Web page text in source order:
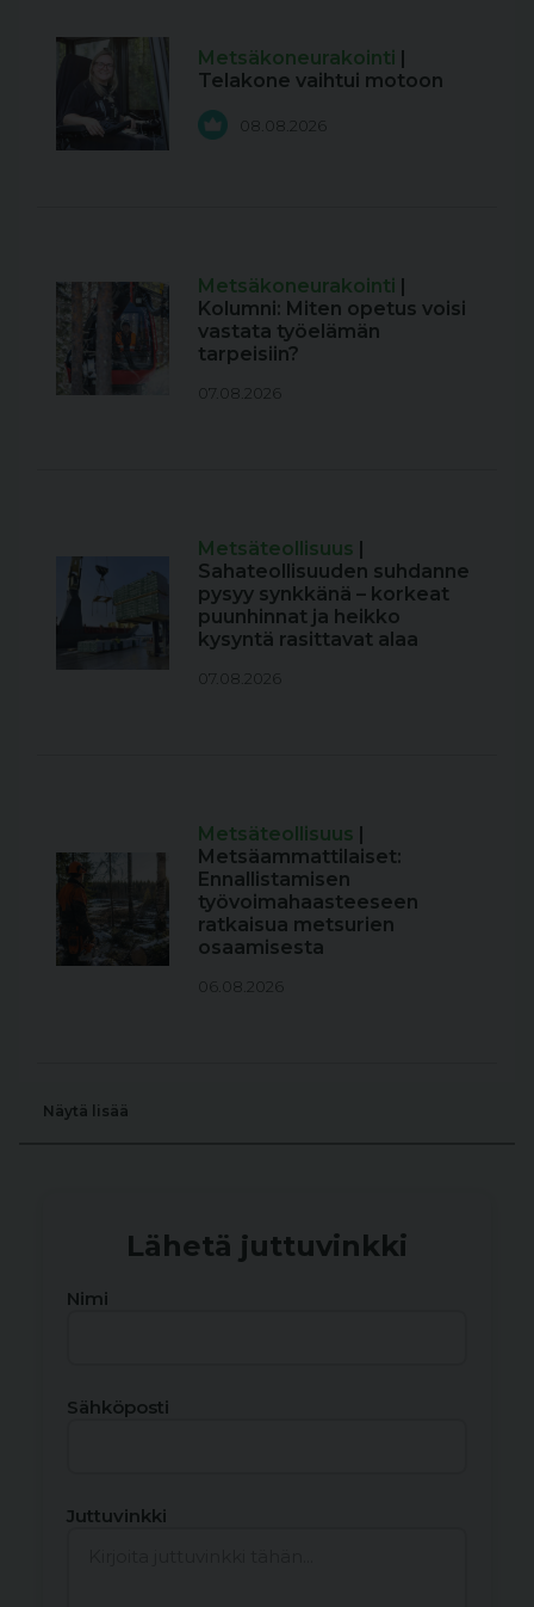
Metsäkoneurakointi
Telakone vaihtui motoon
08.08.2026
Metsäkoneurakointi
Kolumni: Miten opetus voisi
vastata työelämän
tarpeisiin?
07.08.2026
Metsäteollisuus
Sahateollisuuden suhdanne
pysyy synkkänä – korkeat
puunhinnat ja heikko
kysyntä rasittavat alaa
07.08.2026
Metsäteollisuus
Metsäammattilaiset:
Ennallistamisen
työvoimahaasteeseen
ratkaisua metsurien
osaamisesta
06.08.2026
Näytä lisää
Lähetä juttuvinkki
Nimi
Sähköposti
Juttuvinkki